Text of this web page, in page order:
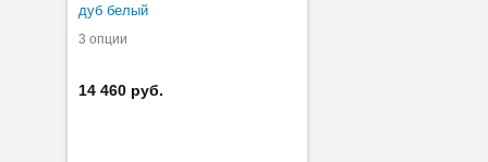
дуб белый
3 опции
14 460 руб.